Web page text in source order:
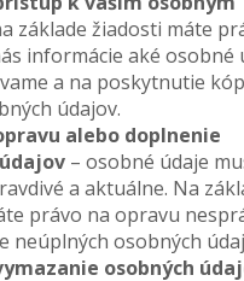
základe žiadosti máte
informácie aké osobné
a na poskytnutie
údajov.
alebo doplnenie
– osobné údaje
a aktuálne. Na
právo na opravu
neúplných osobných
osobných